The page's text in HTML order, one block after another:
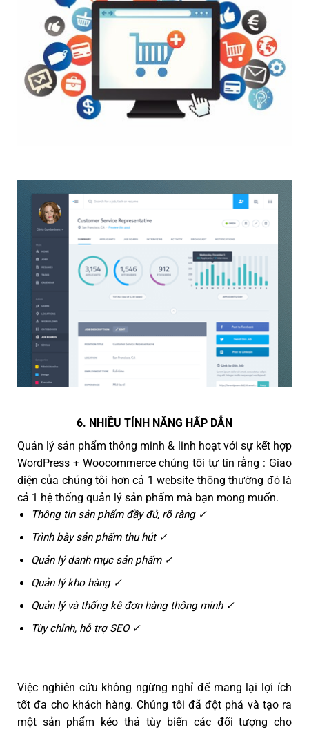
6. NHIỀU TÍNH NĂNG HẤP DẪN
Quản lý sản phẩm thông minh & linh hoạt với sự kết hợp
WordPress + Woocommerce chúng tôi tự tin rằng : Giao
diện của chúng tôi hơn cả 1 website thông thường đó là
cả 1 hệ thống quản lý sản phẩm mà bạn mong muốn.
Thông tin sản phẩm đầy đủ, rõ ràng ✓
Trình bày sản phẩm thu hút ✓
Quản lý danh mục sản phẩm ✓
Quản lý kho hàng ✓
Quản lý và thống kê đơn hàng thông minh ✓
Tùy chỉnh, hỗ trợ SEO ✓
Việc nghiên cứu không ngừng nghỉ để mang lại lợi ích
tốt đa cho khách hàng. Chúng tôi đã đột phá và tạo ra
một sản phẩm kéo thả tùy biến các đối tượng cho